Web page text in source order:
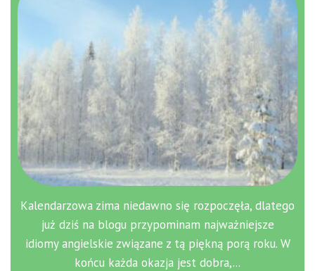
Kalendarzowa zima niedawno się rozpoczęła, dlatego
już dziś na blogu przypominam najważniejsze
idiomy angielskie związane z tą piękną porą roku. W
końcu każda okazja jest dobra,...